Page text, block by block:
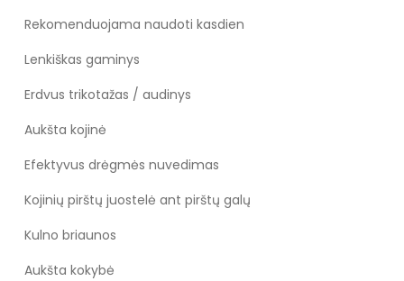
Rekomenduojama naudoti kasdien
Lenkiškas gaminys
Erdvus trikotažas / audinys
Aukšta kojinė
Efektyvus drėgmės nuvedimas
Kojinių pirštų juostelė ant pirštų galų
Kulno briaunos
Aukšta kokybė